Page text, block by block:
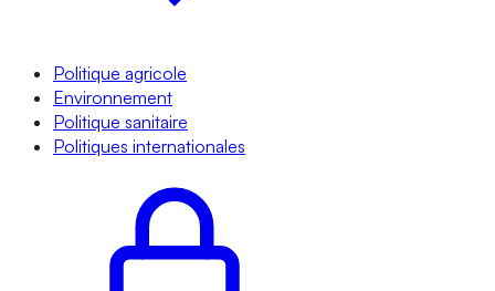
Politique agricole
Environnement
Politique sanitaire
Politiques internationales